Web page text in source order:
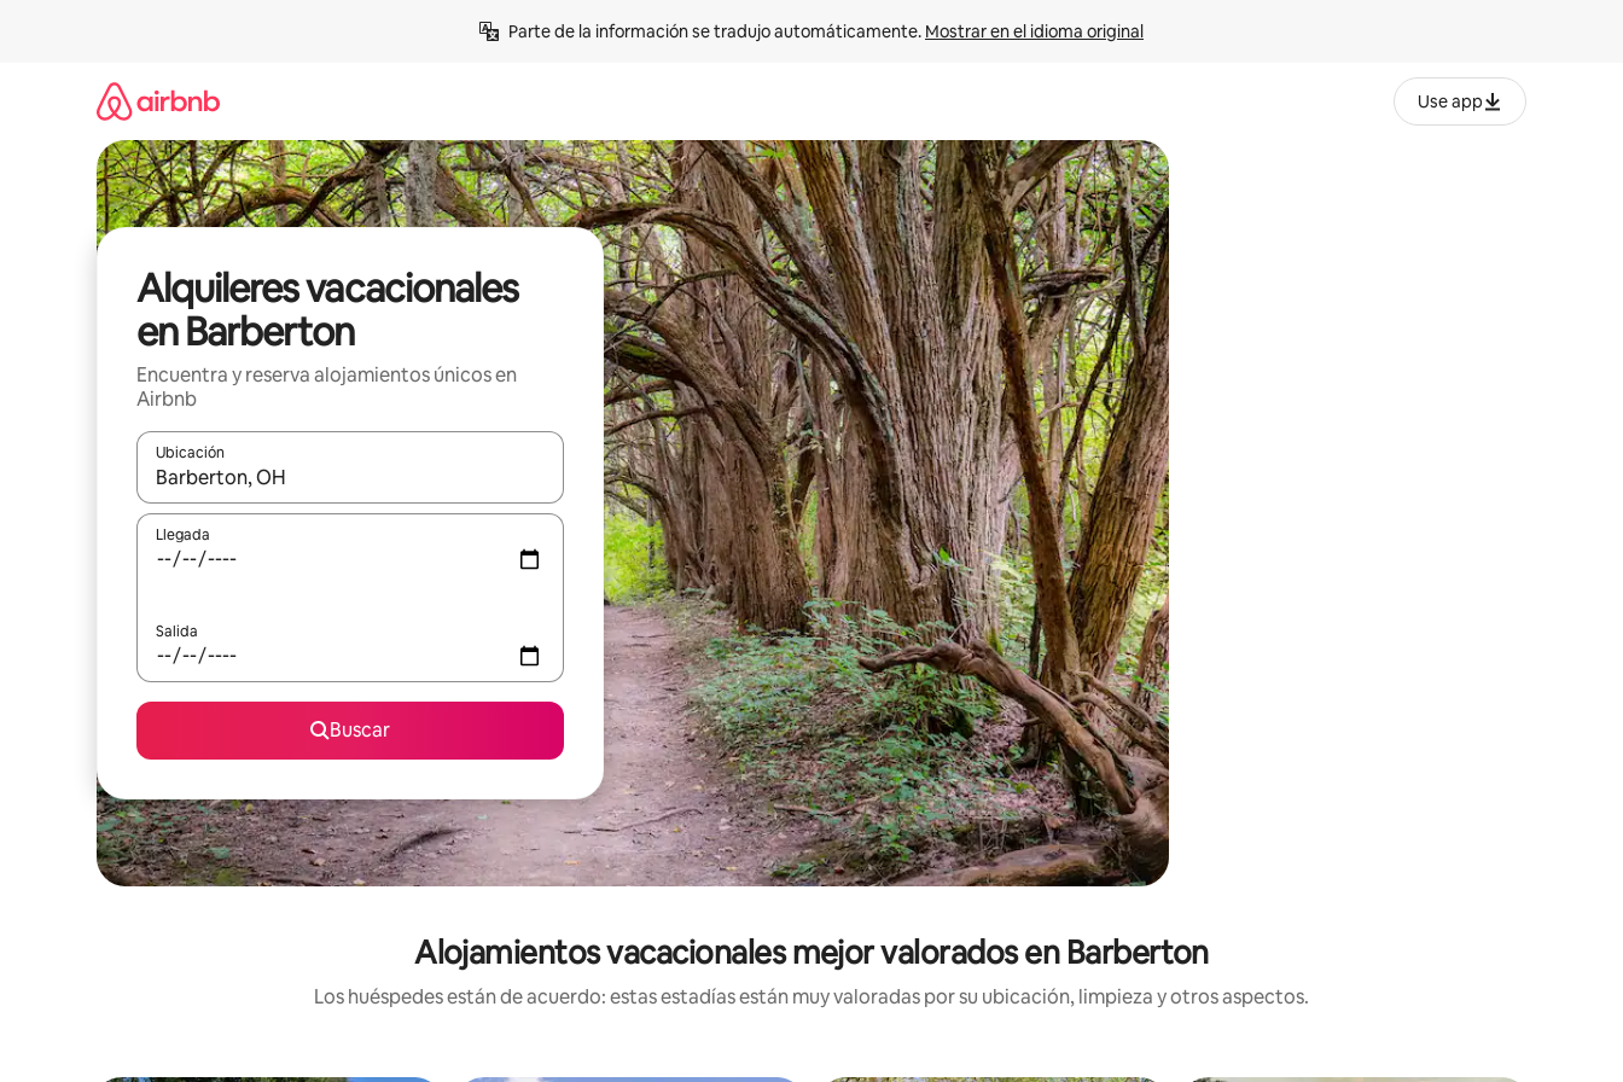
Parte de la información se tradujo automáticamente. Mostrar en el idioma original
Use app
Alquileres vacacionales
en Barberton
Encuentra y reserva alojamientos únicos en
Airbnb
Ubicación
Cuando los resultados estén disponibles, navega con las teclas de flecha hacia arriba y hacia abajo o explora con el tacto o desliza el dedo.
Llegada
Salida
Buscar
Alojamientos vacacionales mejor valorados en Barberton
Los huéspedes están de acuerdo: estas estadías están muy valoradas por su ubicación, limpieza y otros aspectos.